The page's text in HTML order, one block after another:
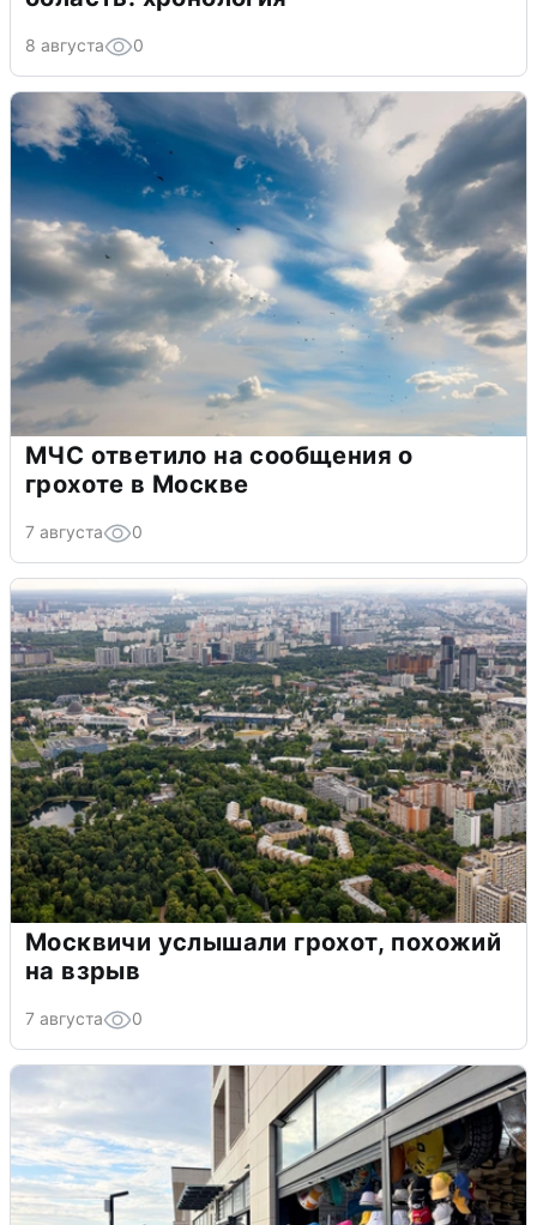
8 августа 0
МЧС ответило на сообщения о
грохоте в Москве
7 августа 0
Москвичи услышали грохот, похожий
на взрыв
7 августа 0